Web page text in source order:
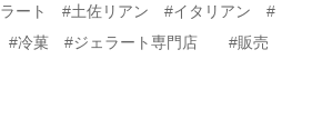
ラート#土佐リアン#イタリアン#
#冷菓#ジェラート専門店#販売